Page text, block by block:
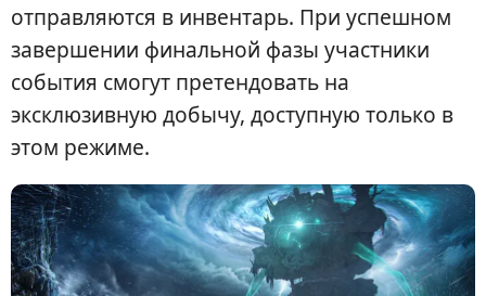
отправляются в инвентарь. При успешном
завершении финальной фазы участники
события смогут претендовать на
эксклюзивную добычу, доступную только в
этом режиме.